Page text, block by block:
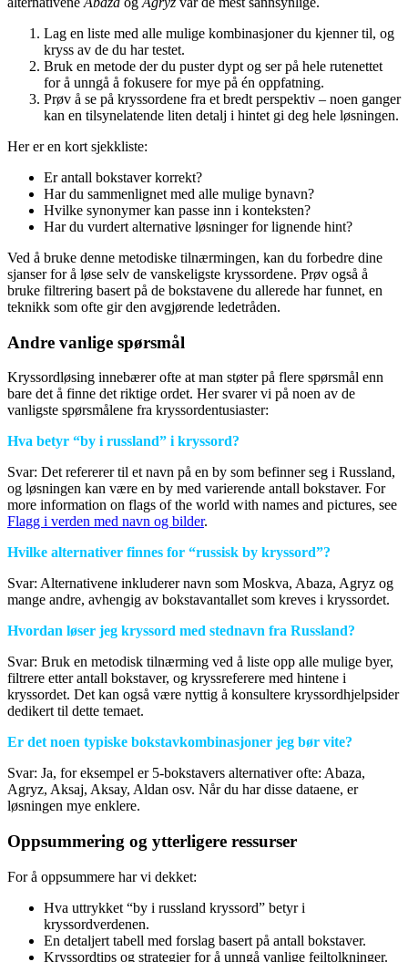
Lag en liste med alle mulige kombinasjoner du kjenner til, og
kryss av de du har testet.
Bruk en metode der du puster dypt og ser på hele rutenettet
for å unngå å fokusere for mye på én oppfatning.
Prøv å se på kryssordene fra et bredt perspektiv – noen ganger
kan en tilsynelatende liten detalj i hintet gi deg hele løsningen.
Her er en kort sjekkliste:
Er antall bokstaver korrekt?
Har du sammenlignet med alle mulige bynavn?
Hvilke synonymer kan passe inn i konteksten?
Har du vurdert alternative løsninger for lignende hint?
Ved å bruke denne metodiske tilnærmingen, kan du forbedre dine
sjanser for å løse selv de vanskeligste kryssordene. Prøv også å
bruke filtrering basert på de bokstavene du allerede har funnet, en
teknikk som ofte gir den avgjørende ledetråden.
Andre vanlige spørsmål
Kryssordløsing innebærer ofte at man støter på flere spørsmål enn
bare det å finne det riktige ordet. Her svarer vi på noen av de
vanligste spørsmålene fra kryssordentusiaster:
Hva betyr “by i russland” i kryssord?
Svar: Det refererer til et navn på en by som befinner seg i Russland,
og løsningen kan være en by med varierende antall bokstaver. For
more information on flags of the world with names and pictures, see
Flagg i verden med navn og bilder.
Hvilke alternativer finnes for “russisk by kryssord”?
Svar: Alternativene inkluderer navn som Moskva, Abaza, Agryz og
mange andre, avhengig av bokstavantallet som kreves i kryssordet.
Hvordan løser jeg kryssord med stednavn fra Russland?
Svar: Bruk en metodisk tilnærming ved å liste opp alle mulige byer,
filtrere etter antall bokstaver, og kryssreferere med hintene i
kryssordet. Det kan også være nyttig å konsultere kryssordhjelpsider
dedikert til dette temaet.
Er det noen typiske bokstavkombinasjoner jeg bør vite?
Svar: Ja, for eksempel er 5-bokstavers alternativer ofte: Abaza,
Agryz, Aksaj, Aksay, Aldan osv. Når du har disse dataene, er
løsningen mye enklere.
Oppsummering og ytterligere ressurser
For å oppsummere har vi dekket:
Hva uttrykket “by i russland kryssord” betyr i
kryssordverdenen.
En detaljert tabell med forslag basert på antall bokstaver.
Kryssordtips og strategier for å unngå vanlige feiltolkninger.